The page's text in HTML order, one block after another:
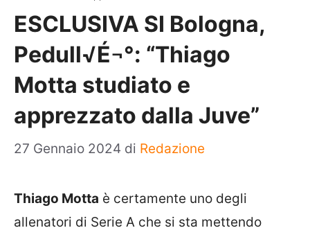
ESCLUSIVA SI Bologna,
Pedull√É¬°: “Thiago
Motta studiato e
apprezzato dalla Juve”
27 Gennaio 2024 di Redazione
Thiago Motta è certamente uno degli
allenatori di Serie A che si sta mettendo